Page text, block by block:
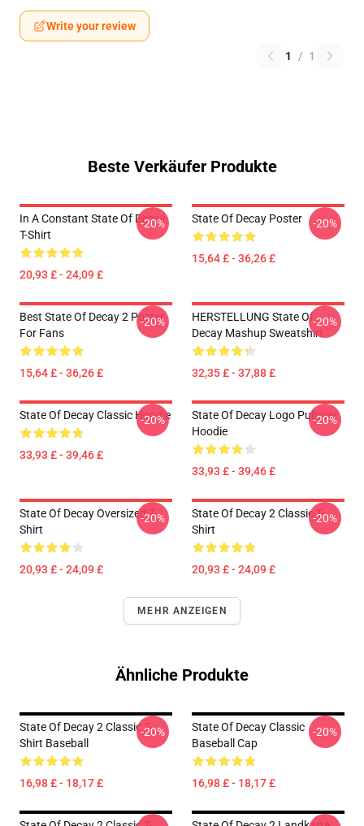
Write your review
1 / 1
Beste Verkäufer Produkte
In A Constant State Of Decay
T-Shirt
20,93 £ - 24,09 £
-20% State Of Decay Poster
15,64 £ - 36,26 £
-20%
Best State Of Decay 2 Poster
For Fans
15,64 £ - 36,26 £
-20%
HERSTELLUNG State Of
Decay Mashup Sweatshirt
32,35 £ - 37,88 £
-20%
State Of Decay Classic Hoodie
33,93 £ - 39,46 £
-20%
State Of Decay Logo Pullover
Hoodie
33,93 £ - 39,46 £
-20%
State Of Decay Oversized T-
Shirt
20,93 £ - 24,09 £
-20%
State Of Decay 2 Classic T-
Shirt
20,93 £ - 24,09 £
-20%
MEHR ANZEIGEN
Ähnliche Produkte
State Of Decay 2 Classic T-
Shirt Baseball
16,98 £ - 18,17 £
-20%
State Of Decay Classic
Baseball Cap
16,98 £ - 18,17 £
-20%